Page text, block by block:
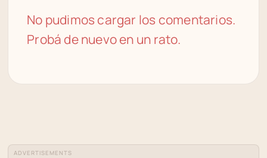
No pudimos cargar los comentarios.
Probá de nuevo en un rato.
ADVERTISEMENTS